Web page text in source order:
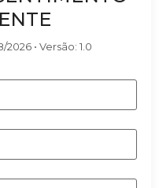
2026 • Versão: 1.0